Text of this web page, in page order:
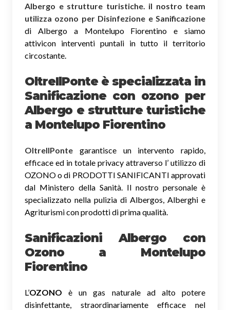
Albergo e strutture turistiche. il nostro team
utilizza ozono per Disinfezione e Sanificazione
di Albergo a Montelupo Fiorentino e siamo
attivicon interventi puntali in tutto il territorio
circostante.
OltreIlPonte è specializzata in
Sanificazione con ozono per
Albergo e strutture turistiche
a Montelupo Fiorentino
OltreIlPonte garantisce un intervento rapido,
efficace ed in totale privacy attraverso l’ utilizzo di
OZONO o di PRODOTTI SANIFICANTI approvati
dal Ministero della Sanità. Il nostro personale è
specializzato nella pulizia di Albergos, Alberghi e
Agriturismi con prodotti di prima qualità.
Sanificazioni Albergo con
Ozono a Montelupo
Fiorentino
L’OZONO è un gas naturale ad alto potere
disinfettante, straordinariamente efficace nel